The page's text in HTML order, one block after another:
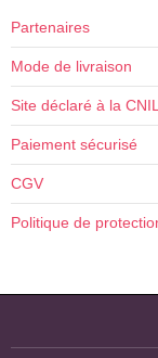
Partenaires
Mode de livraison
Site déclaré à la CNIL
Paiement sécurisé
CGV
Politique de